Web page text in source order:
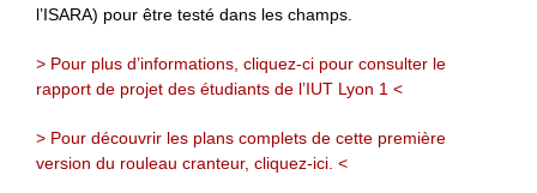
l’ISARA) pour être testé dans les champs.
> Pour plus d’informations, cliquez-ci pour consulter le
rapport de projet des étudiants de l’IUT Lyon 1 <
> Pour découvrir les plans complets de cette première
version du rouleau cranteur, cliquez-ici. <